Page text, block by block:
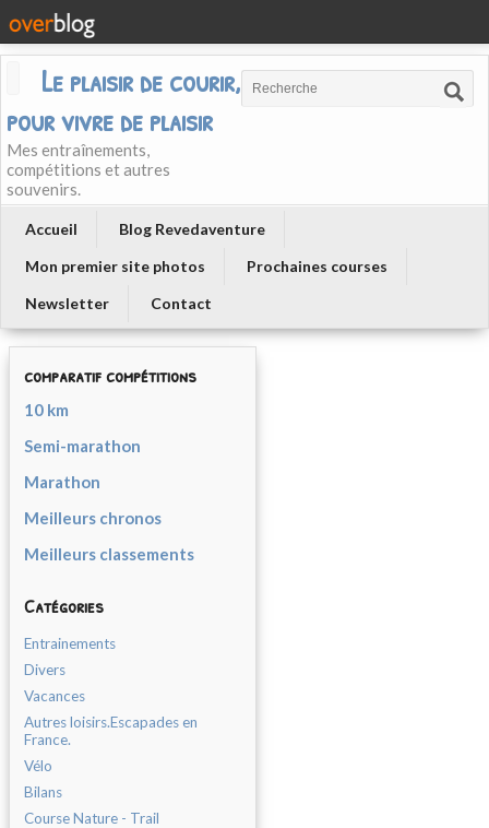
Le plaisir de courir, courir
pour vivre de plaisir
Mes entraînements,
compétitions et autres
souvenirs.
Accueil
Blog Revedaventure
Mon premier site photos
Prochaines courses
Newsletter
Contact
comparatif compétitions
10 km
Semi-marathon
Marathon
Meilleurs chronos
Meilleurs classements
Catégories
Entrainements
Divers
Vacances
Autres loisirs.Escapades en
France.
Vélo
Bilans
Course Nature - Trail